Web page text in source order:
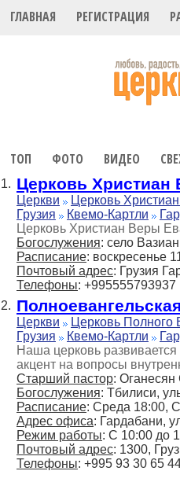
ГЛАВНАЯ РЕГИСТРАЦИЯ
ТОП ФОТО ВИДЕО
1. Церковь Христиан
Церкви
Церковь
Грузия
Квемо-Картли
Церковь Христиан Веры
Богослужения: село
Расписание: воскресенье
Почтовый адрес: Грузия
Телефоны: +995555793937
2.
Церкви
Церковь Полного
Грузия
Квемо-Картли
Наша церковь
акцент на вопросы
Старший пастор: Оганесян
Богослужения: Тбилиси,
Расписание: Среда 18:00,
Адрес офиса: Гардабани,
Режим работы: С 10:00 до
Почтовый адрес: 1300,
Телефоны: +995 93 30 65